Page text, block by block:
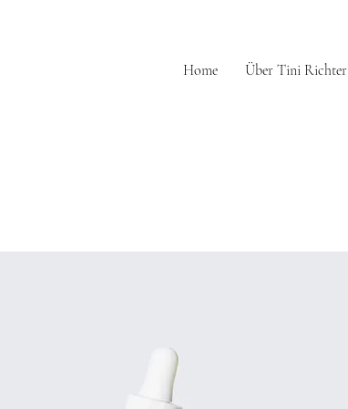
Home Über Tini Richter